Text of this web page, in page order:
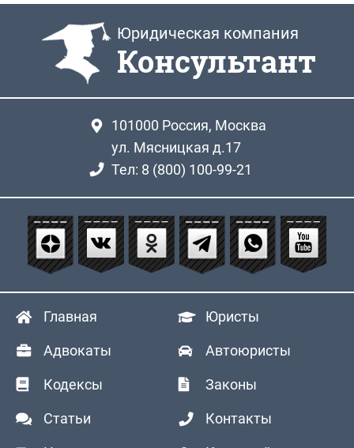
Юридическая компания
Консультант
101000 Россия, Москва
ул. Мясницкая д.17
Тел: 8 (800) 100-99-21
Главная Юристы
Адвокаты Автоюристы
Кодексы Законы
Статьи Контакты